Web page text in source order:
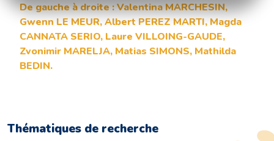
De gauche à droite : Valentina MARCHESIN,
Gwenn LE MEUR, Albert PEREZ MARTI, Magda
CANNATA SERIO, Laure VILLOING-GAUDE,
Zvonimir MARELJA, Matias SIMONS, Mathilda
BEDIN.
Thématiques de recherche